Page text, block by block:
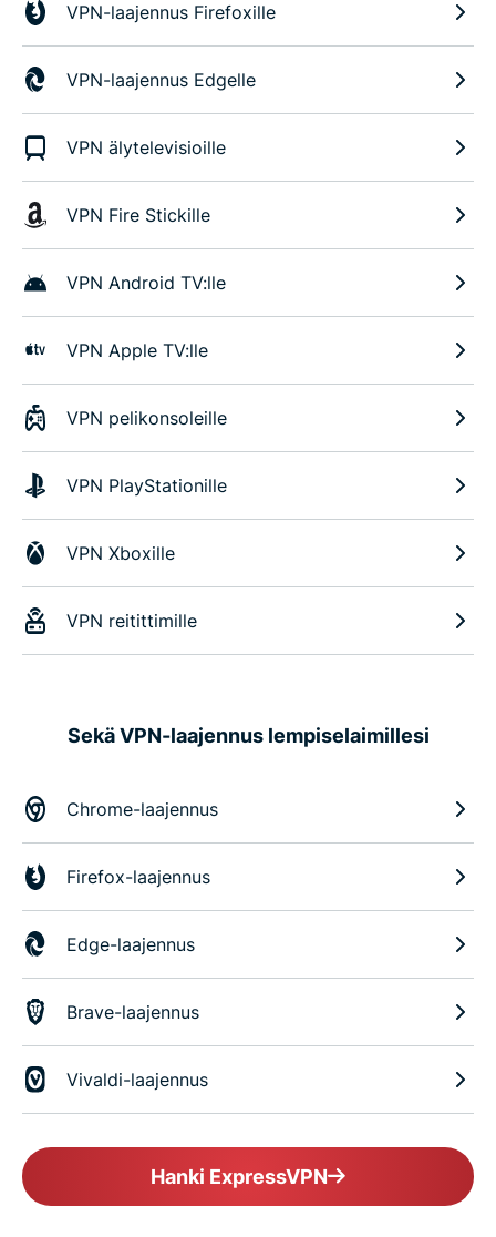
VPN-laajennus Firefoxille
VPN-laajennus Edgelle
VPN älytelevisioille
VPN Fire Stickille
VPN Android TV:lle
VPN Apple TV:lle
VPN pelikonsoleille
VPN PlayStationille
VPN Xboxille
VPN reitittimille
Sekä VPN-laajennus lempiselaimillesi
Chrome-laajennus
Firefox-laajennus
Edge-laajennus
Brave-laajennus
Vivaldi-laajennus
Hanki ExpressVPN